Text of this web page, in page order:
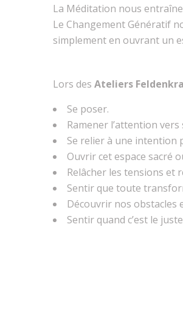
La Méditation nous
Le Changement Génératif
simplement en ouvrant un
Lors des Ateliers
Se poser.
Ramener l’attention vers
Se relier à une intention
Ouvrir cet espace sacré
Relâcher les tensions et
Sentir que toute
Découvrir nos obstacles
Sentir quand c’est le